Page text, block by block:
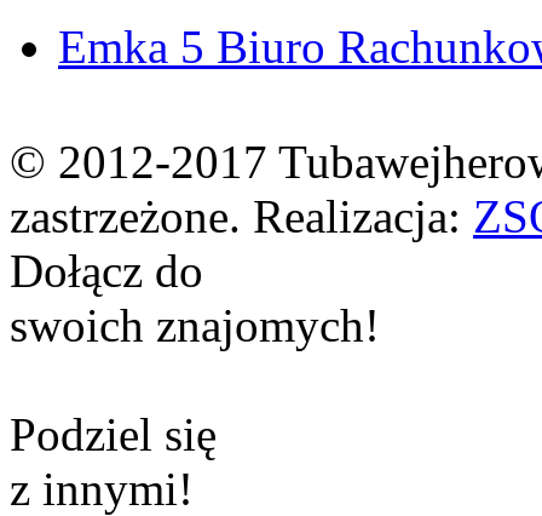
Emka 5 Biuro
© 2012-2017
zastrzeżone. Realizacja:
Dołącz do
swoich znajomych!
Podziel się
z innymi!